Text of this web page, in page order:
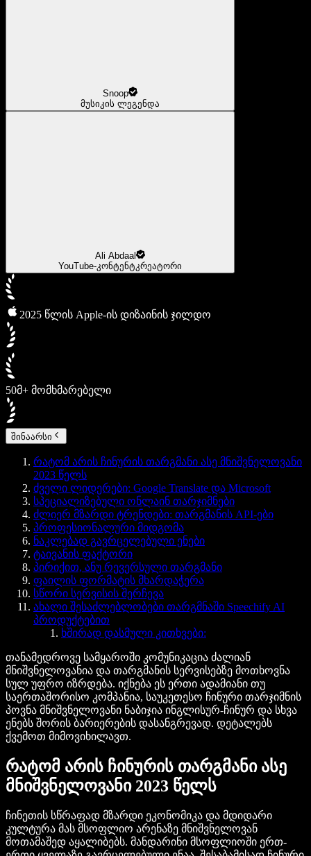
Snoop
მუსიკის ლეგენდა
Ali Abdaal
YouTube-კონტენტკრეატორი
2025 წლის Apple-ის დიზაინის ჯილდო
50მ+ მომხმარებელი
შინაარსი
რატომ არის ჩინურის თარგმანი ასე მნიშვნელოვანი
2023 წელს
ძველი ლიდერები: Google Translate და Microsoft
სპეციალიზებული ონლაინ თარჯიმნები
ძლიერ მზარდი ტრენდები: თარგმანის API-ები
პროფესიონალური მიდგომა
ნაკლებად გავრცელებული ენები
ტაივანის ფაქტორი
პირიქით, ანუ რევერსული თარგმანი
ფაილის ფორმატის მხარდაჭერა
სწორი სერვისის შერჩევა
ახალი შესაძლებლობები თარგმნაში Speechify AI
პროდუქტებით
ხშირად დასმული კითხვები:
თანამედროვე სამყაროში კომუნიკაცია ძალიან
მნიშვნელოვანია და თარგმანის სერვისებზე მოთხოვნა
სულ უფრო იზრდება. იქნება ეს ერთი ადამიანი თუ
საერთაშორისო კომპანია, საუკეთესო ჩინური თარჯიმნის
პოვნა მნიშვნელოვანი ნაბიჯია ინგლისურ-ჩინურ და სხვა
ენებს შორის ბარიერების დასანგრევად. დეტალებს
ქვემოთ მიმოვიხილავთ.
რატომ არის ჩინურის თარგმანი ასე
მნიშვნელოვანი 2023 წელს
ჩინეთის სწრაფად მზარდი ეკონომიკა და მდიდარი
კულტურა მას მსოფლიო არენაზე მნიშვნელოვან
მოთამაშედ აყალიბებს. მანდარინი მსოფლიოში ერთ-